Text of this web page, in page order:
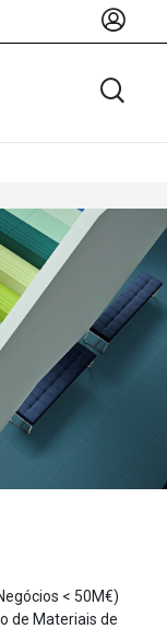
< 50M€)
de Materiais de